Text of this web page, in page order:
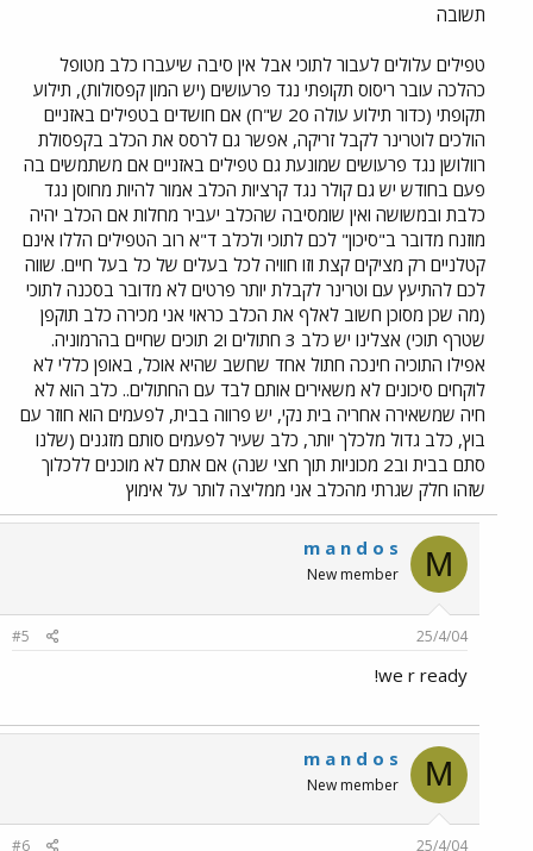
תשובה
טפילים עלולים לעבור לתוכי אבל אין סיבה שיעברו כלב מטופל
כהלכה עובר ריסוס תקופתי נגד פרעושים (יש המון קפסולות), תילוע
תקופתי (כדור תילוע עולה 20 ש"ח) אם חושדים בטפילים באזניים
הולכים לוטרינר לקבל זריקה, אפשר גם לרסס את הכלב בקפסולת
רוולושן נגד פרעושים שמונעת גם טפילים באזניים אם משתמשים בה
פעם בחודש יש גם קולר נגד קרציות הכלב אמור להיות מחוסן נגד
כלבת ובמשושה ואין שומסיבה שהכלב יעביר מחלות אם הכלב יהיה
מוזנח מדובר ב"סיכון" לכם לתוכי ולכלב ד"א רוב הטפילים הללו אינם
קטלניים רק מציקים קצת וזו חוויה לכל בעלים של כל בעל חיים. שווה
לכם להתיעץ עם וטרינר לקבלת יותר פרטים לא מדובר בסכנה לתוכי
(מה שכן מסוכן חשוב לאלף את הכלב כראוי אני מכירה כלב תוקפן
שטרף תוכי) אצלינו יש כלב 3 חתולים ו2 תוכים שחיים בהרמוניה.
אפילו התוכיה חינכה חתול אחד שחשב שהיא אוכל, באופן כללי לא
לוקחים סיכונים לא משאירים אותם לבד עם החתולים.. כלב הוא לא
חיה שמשאירה אחריה בית נקי, יש פרווה בבית, לפעמים הוא חוזר עם
בוץ, כלב גדול מלכלך יותר, כלב שעיר לפעמים סותם מזגנים (שלנו
סתם בבית וב2 מכוניות תוך חצי שנה) אם אתם לא מוכנים ללכלוך
שזהו חלק שגרתי מהכלב אני ממליצה לותר על אימוץ
M
m a n d o s
New member
25/4/04
#5
we r ready!
M
m a n d o s
New member
25/4/04
#6